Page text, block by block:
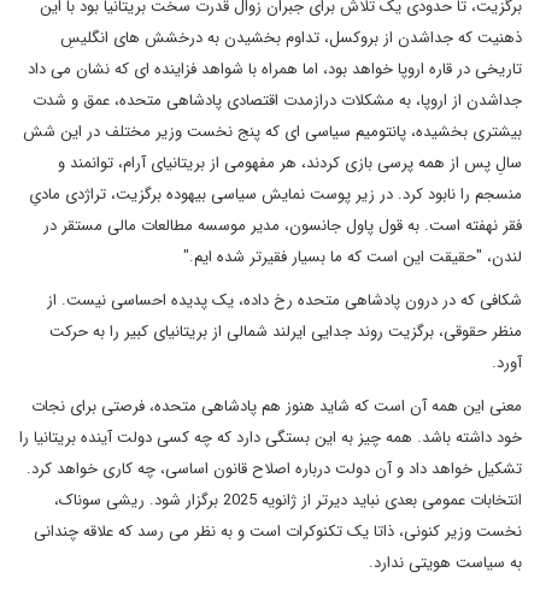
برگزیت، تا حدودی یک تلاش برای جبران زوال قدرت سخت بریتانیا بود با این
ذهنیت که جداشدن از بروکسل، تداوم بخشیدن به درخشش های انگلیسِ
تاریخی در قاره اروپا خواهد بود، اما همراه با شواهد فزاینده ای که نشان می داد
جداشدن از اروپا، به مشکلات درازمدت اقتصادی پادشاهی متحده، عمق و شدت
بیشتری بخشیده، پانتومیم سیاسی ای که پنج نخست وزیر مختلف در این شش
سالِ پس از همه پرسی بازی کردند، هر مفهومی از بریتانیای آرام، توانمند و
منسجم را نابود کرد. در زیر پوست نمایش سیاسی بیهوده برگزیت، تراژدی مادیِ
فقر نهفته است. به قول پاول جانسون، مدیر موسسه مطالعات مالی مستقر در
لندن، "حقیقت این است که ما بسیار فقیرتر شده ایم."
شکافی که در درون پادشاهی متحده رخ داده، یک پدیده احساسی نیست. از
منظر حقوقی، برگزیت روند جدایی ایرلند شمالی از بریتانیای کبیر را به حرکت
آورد.
معنی این همه آن است که شاید هنوز هم پادشاهی متحده، فرصتی برای نجات
خود داشته باشد. همه چیز به این بستگی دارد که چه کسی دولت آینده بریتانیا را
تشکیل خواهد داد و آن دولت درباره اصلاح قانون اساسی، چه کاری خواهد کرد.
انتخابات عمومی بعدی نباید دیرتر از ژانویه 2025 برگزار شود. ریشی سوناک،
نخست وزیر کنونی، ذاتا یک تکنوکرات است و به نظر می رسد که علاقه چندانی
به سیاست هویتی ندارد.